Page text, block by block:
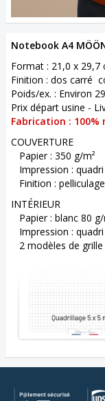
Notebook A4
Format : 21,0 x 29,7
Finition : dos carré
Poids/ex. : Environ
Prix départ usine -
Fabrication : 100%
COUVERTURE
Papier : 350 g/m²
Impression :
Finition :
INTÉRIEUR
Papier : blanc 80 g/
Impression :
2 modèles de